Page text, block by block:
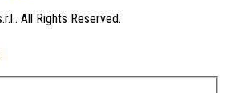
All Rights Reserved.